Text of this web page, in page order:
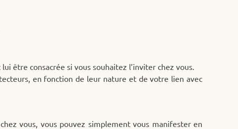
être consacrée si vous souhaitez l’inviter chez vous.
en fonction de leur nature et de votre lien avec
vous, vous pouvez simplement vous manifester en